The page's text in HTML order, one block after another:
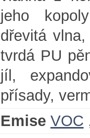
jeho
dřevitá
tvrdá PU
jíl,
přísady,
Emise VOC